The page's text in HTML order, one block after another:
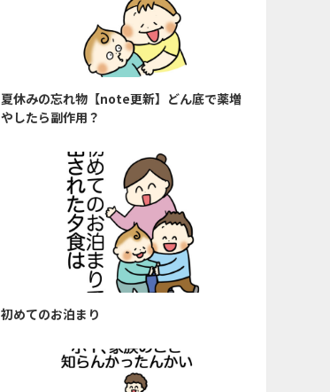
夏休みの忘れ物【note更新】どん底で薬増
やしたら副作用？
初めてのお泊まり